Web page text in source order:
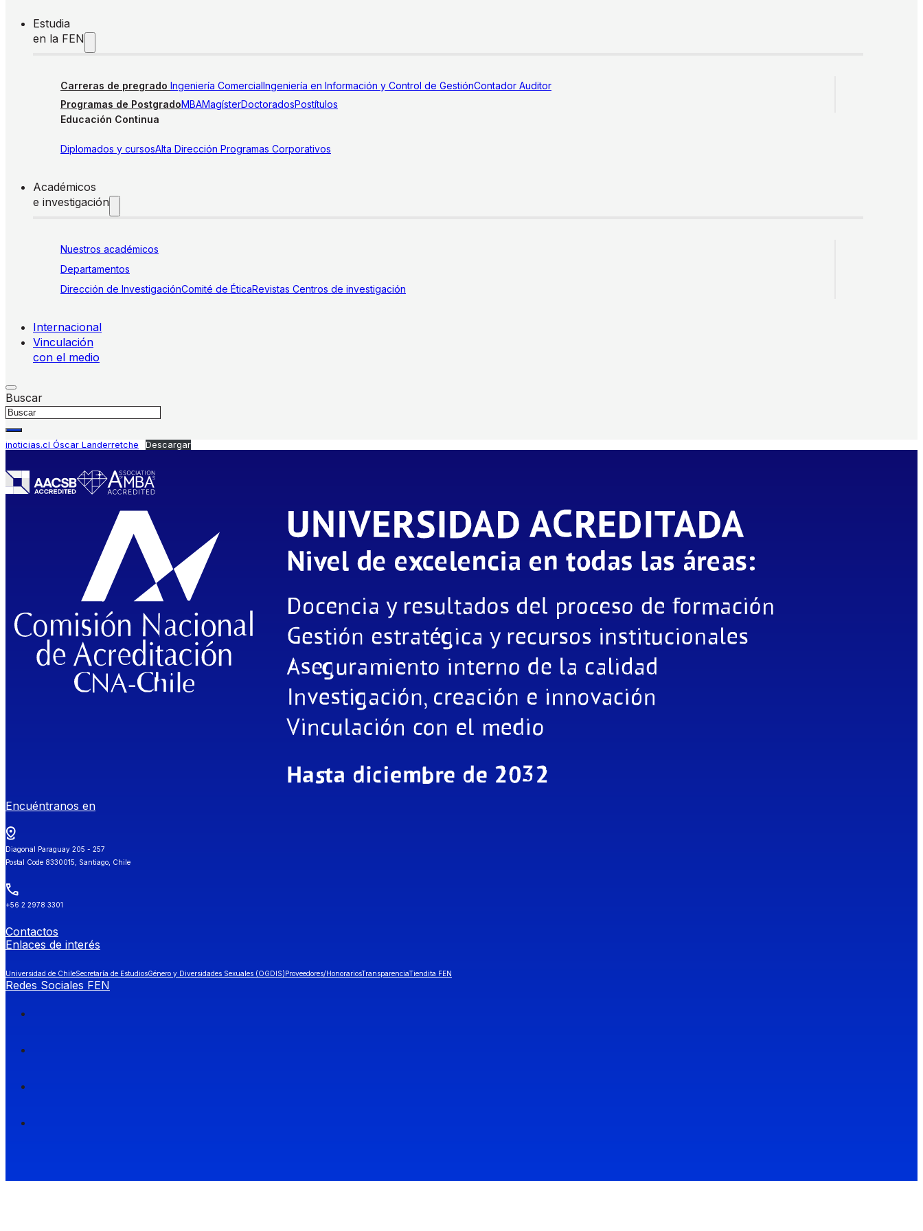
Estudia
en la FEN
Carreras de pregrado Ingeniería ComercialIngeniería en Información y Control de GestiónContador Auditor
Programas de PostgradoMBAMagísterDoctoradosPostítulos
Educación Continua
Diplomados y cursosAlta Dirección Programas Corporativos
Académicos
e investigación
Nuestros académicos
Departamentos
Dirección de InvestigaciónComité de ÉticaRevistas Centros de investigación
Internacional
Vinculación
con el medio
Buscar
inoticias.cl Óscar Landerretche Descargar
Encuéntranos en
Diagonal Paraguay 205 - 257
Postal Code 8330015, Santiago, Chile
+56 2 2978 3301
Contactos
Enlaces de interés
Universidad de ChileSecretaría de EstudiosGénero y Diversidades Sexuales (OGDIS)Proveedores/HonorariosTransparenciaTiendita FEN
Redes Sociales FEN